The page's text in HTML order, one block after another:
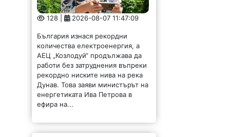
107 | 2026-08-07 11:32:27
ОБЩИНА КРИВОДОЛ ОБЛАСТ
ВРАЦА 3060 гр. Криводол,
ул.”Освобождение”№ 13, тел.
09117 / 20-45, e-mail:
krivodol@mbox.is-bg.net ОБЯВА
На основание чл. 8, ал. 4,